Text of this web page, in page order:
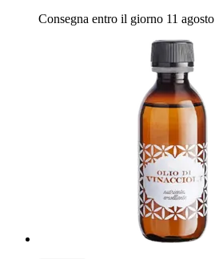
Consegna entro il giorno 11 agosto